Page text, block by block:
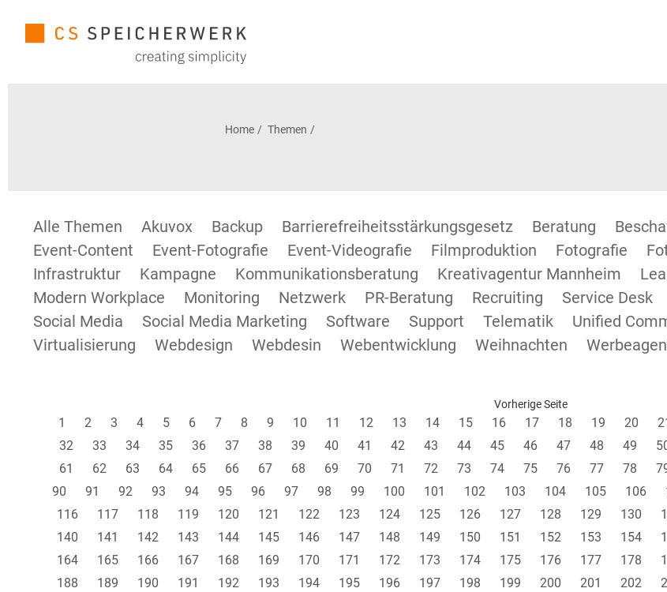
Home Themen
Alle Themen Akuvox Backup Barrierefreiheitsstärkungsgesetz Beratung
Event-Content
Event-Fotografie Event-Videografie Filmproduktion Fotografie
Infrastruktur
Kampagne Kommunikationsberatung Kreativagentur Mannheim
Modern Workplace
Monitoring Netzwerk PR-Beratung Recruiting Service Desk
Social Media
Social Media Marketing Software Support Telematik Unified
Virtualisierung
Webdesign Webdesin Webentwicklung Weihnachten
Vorherige Seite
1 2 3 4 5 6 7 8 9 10 11 12 13 14 15 16 17 18 19 20
32
33 34 35 36 37 38 39 40 41 42 43 44 45 46 47 48 49
61
62 63 64 65 66 67 68 69 70 71 72 73 74 75 76 77 78
90
91 92 93 94 95 96 97 98 99 100 101 102 103 104 105 106
116
117 118 119 120 121 122 123 124 125 126 127 128 129 130
140
141 142 143 144 145 146 147 148 149 150 151 152 153 154
164
165 166 167 168 169 170 171 172 173 174 175 176 177 178
188
189 190 191 192 193 194 195 196 197 198 199 200 201 202